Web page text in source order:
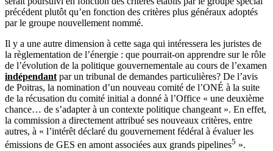
précédent plutôt qu’en fonction des critères plus généraux adoptés
par le groupe nouvellement nommé.
Il y a une autre dimension à cette saga qui intéressera les juristes de
la règlementation de l’énergie : que pourrait-on apprendre sur le rôle
de l’évolution de la politique gouvernementale au cours de l’examen
indépendant par un tribunal de demandes particulières? De l’avis
de Poitras, la nomination d’un nouveau comité de l’ONÉ à la suite
de la récusation du comité initial a donné à l’Office « une deuxième
chance… de s’adapter à un contexte politique changeant ». En effet,
la commission a directement attribué ses nouveaux critères, entre
autres, à « l’intérêt déclaré du gouvernement fédéral à évaluer les
émissions de GES en amont associées aux grands pipelines5 ».